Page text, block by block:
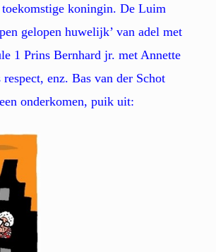
koningin. De Luim
gelopen huwelijk’ van adel met
1 Prins Bernhard jr. met Annette
enz. Bas van der Schot
onderkomen, puik uit: